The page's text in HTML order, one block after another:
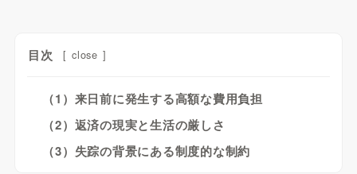
目次 [ close ]
（1）来日前に発生する高額な費用負担
（2）返済の現実と生活の厳しさ
（3）失踪の背景にある制度的な制約